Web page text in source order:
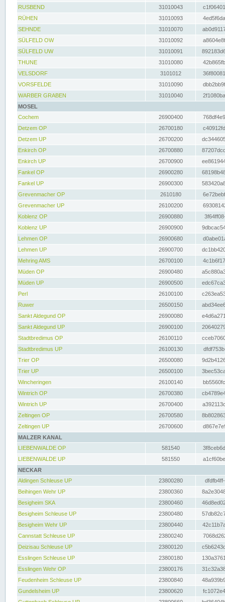
RUSBEND
31010043
RÜHEN
31010093
SEHNDE
31010070
SÜLFELD OW
31010092
SÜLFELD UW
31010091
THUNE
31010080
VELSDORF
3101012
VORSFELDE
31010090
WARBER GRABEN
31010040
MOSEL
Cochem
26900400
Detzem OP
26700180
Detzem UP
26700200
Enkirch OP
26700880
Enkirch UP
26700900
Fankel OP
26900280
Fankel UP
26900300
Grevenmacher OP
2610180
Grevenmacher UP
26100200
Koblenz OP
26900880
Koblenz UP
26900900
Lehmen OP
26900680
Lehmen UP
26900700
Mehring AMS
26700100
Müden OP
26900480
Müden UP
26900500
Perl
26100100
Ruwer
26500150
Sankt Aldegund OP
26900080
Sankt Aldegund UP
26900100
Stadtbredimus OP
26100110
Stadtbredimus UP
26100130
Trier OP
26500080
Trier UP
26500100
Wincheringen
26100140
Wintrich OP
26700380
Wintrich UP
26700400
Zeltingen OP
26700580
Zeltingen UP
26700600
MALZER KANAL
LIEBENWALDE OP
581540
LIEBENWALDE UP
581550
NECKAR
Aldingen Schleuse UP
23800280
Beihingen Wehr UP
23800360
Besigheim SKA
23800460
Besigheim Schleuse UP
23800480
Besigheim Wehr UP
23800440
Cannstatt Schleuse UP
23800240
Deizisau Schleuse UP
23800120
Esslingen Schleuse UP
23800180
Esslingen Wehr OP
23800176
Feudenheim Schleuse UP
23800840
Gundelsheim UP
23800620